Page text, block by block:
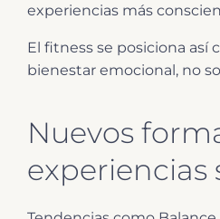
experiencias más
El fitness se posiciona así
bienestar emocional, no
Nuevos
experiencias